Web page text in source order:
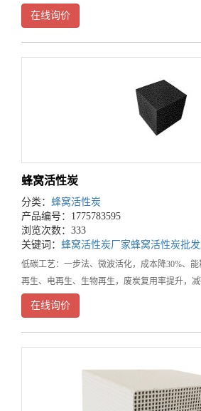
在线询价
蜂窝活性炭
分类： 蜂窝活性炭
产品编号：1775783595
浏览次数：333
关键词： 蜂窝活性炭厂家蜂窝活性炭批发
低碳工艺：一步法、微波活化，成本降30%、
再生、电再生、生物再生，废炭复用率提升，
壳、竹、木质等可再生原料替代煤基炭。活性炭
放、高污染行业，尤其是传统煤质活性炭，环境
在线询价